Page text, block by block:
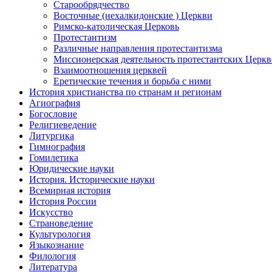
Старообрядчество
Восточные (нехалкидонские ) Церкви
Римско-католическая Церковь
Протестантизм
Различные направления протестантизма
Миссионерская деятельность протестантских
Взаимоотношения церквей
Еретические течения и борьба с ними
История христианства по странам и регионам
Агиография
Богословие
Религиеведение
Литургика
Гимнография
Гомилетика
Юридические науки
История. Исторические науки
Всемирная история
История России
Искусство
Страноведение
Культурология
Языкознание
Филология
Литература